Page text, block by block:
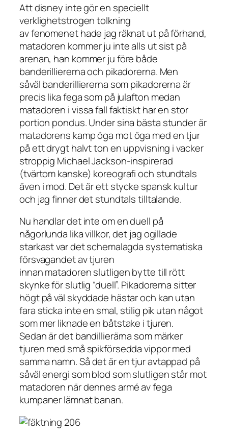
Att disney inte gör en speciellt
verklighetstrogen tolkning
av fenomenet hade jag räknat ut på förhand,
matadoren kommer ju inte alls ut sist på
arenan, han kommer ju före både
banderilliererna och pikadorerna. Men
såväl banderilliererna som pikadorerna är
precis lika fega som på julafton medan
matadoren i vissa fall faktiskt har en stor
portion pondus. Under sina bästa stunder är
matadorens kamp öga mot öga med en tjur
på ett drygt halvt ton en uppvisning i vacker
stroppig Michael Jackson-inspirerad
(tvärtom kanske) koreografi och stundtals
även i mod. Det är ett stycke spansk kultur
och jag finner det stundtals tilltalande.
Nu handlar det inte om en duell på
någorlunda lika villkor, det jag ogillade
starkast var det schemalagda systematiska
försvagandet av tjuren
innan matadoren slutligen bytte till rött
skynke för slutlig “duell”. Pikadorerna sitter
högt på väl skyddade hästar och kan utan
fara sticka inte en smal, stilig pik utan något
som mer liknade en båtstake i tjuren.
Sedan är det bandillierärna som märker
tjuren med små spikförsedda vippor med
samma namn. Så det är en tjur avtappad på
såväl energi som blod som slutligen står mot
matadoren när dennes armé av fega
kumpaner lämnat banan.